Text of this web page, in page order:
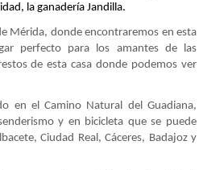
la ganadería Jandilla.
Mérida, donde encontraremos en esta
perfecto para los amantes de las
de esta casa donde podemos ver
en el Camino Natural del Guadiana,
y en bicicleta que se puede
Ciudad Real, Cáceres, Badajoz y